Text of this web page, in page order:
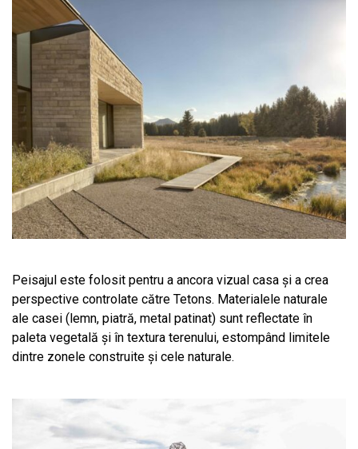
Peisajul este folosit pentru a ancora vizual casa și a crea
perspective controlate către Tetons. Materialele naturale
ale casei (lemn, piatră, metal patinat) sunt reflectate în
paleta vegetală și în textura terenului, estompând limitele
dintre zonele construite și cele naturale.